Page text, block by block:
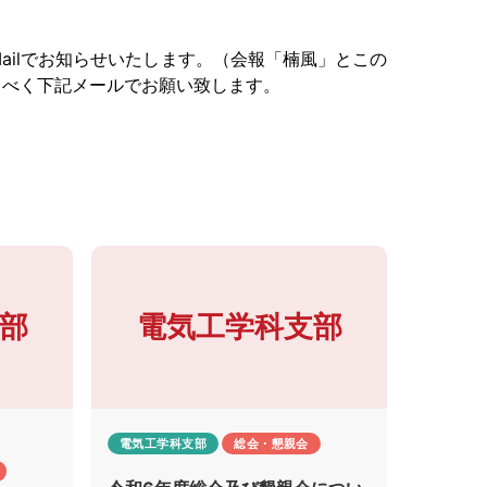
でお知らせいたします。（会報「楠風」とこの
下記メールでお願い致します。
電気工学科支部
電気工学科支部 総会・懇親会